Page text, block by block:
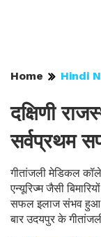
Home Hindi
दक्षिणी
सर्वप्रथम
गीतांजली मेडिकल
एन्यूरिज्म जैसी
सफल इलाज संभव हुआ।
बार उदयपुर के